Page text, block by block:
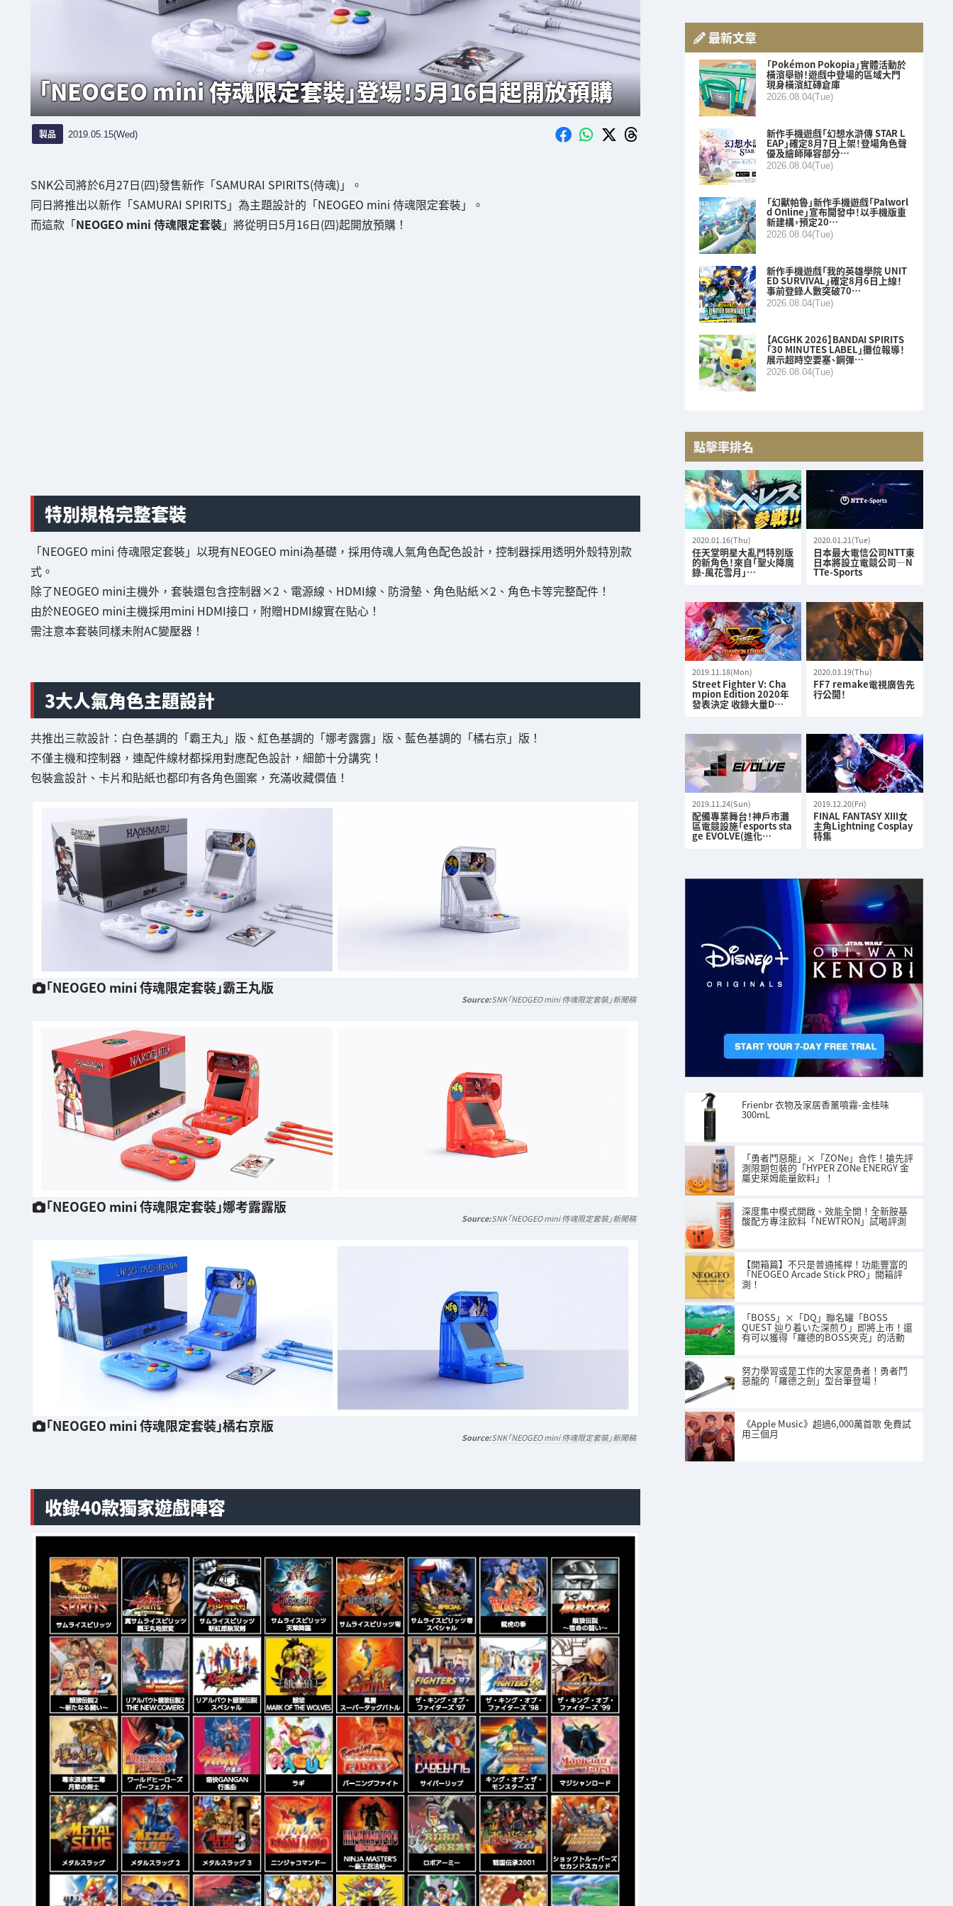
「NEOGEO mini 侍魂限定套裝」登場！5月16日起開放預購
製品 2019.05.15(Wed)
SNK公司將於6月27日(四)發售新作「SAMURAI SPIRITS(侍魂)」。
同日將推出以新作「SAMURAI SPIRITS」為主題設計的「NEOGEO mini 侍魂限定套裝」。
而這款「NEOGEO mini 侍魂限定套裝」將從明日5月16日(四)起開放預購！
特別規格完整套裝
「NEOGEO mini 侍魂限定套裝」以現有NEOGEO mini為基礎，採用侍魂人氣角色配色設計，控制器採用透明外殼特別款
式。
除了NEOGEO mini主機外，套裝還包含控制器×2、電源線、HDMI線、防滑墊、角色貼紙×2、角色卡等完整配件！
由於NEOGEO mini主機採用mini HDMI接口，附贈HDMI線實在貼心！
需注意本套裝同樣未附AC變壓器！
3大人氣角色主題設計
共推出三款設計：白色基調的「霸王丸」版、紅色基調的「娜考露露」版、藍色基調的「橘右京」版！
不僅主機和控制器，連配件線材都採用對應配色設計，細節十分講究！
包裝盒設計、卡片和貼紙也都印有各角色圖案，充滿收藏價值！
「NEOGEO mini 侍魂限定套裝」霸王丸版
SNK「NEOGEO mini 侍魂限定套裝」新聞稿
「NEOGEO mini 侍魂限定套裝」娜考露露版
SNK「NEOGEO mini 侍魂限定套裝」新聞稿
「NEOGEO mini 侍魂限定套裝」橘右京版
SNK「NEOGEO mini 侍魂限定套裝」新聞稿
收錄40款獨家遊戲陣容
最新文章
「Pokémon Pokopia」實體活動於
橫濱舉辦！遊戲中登場的區域大門
現身橫濱紅磚倉庫
2026.08.04(Tue)
新作手機遊戲「幻想水滸傳 STAR L
EAP」確定8月7日上架！登場角色聲
優及繪師陣容部分…
2026.08.04(Tue)
「幻獸帕魯」新作手機遊戲「Palworl
d Online」宣布開發中！以手機版重
新建構，預定20…
2026.08.04(Tue)
新作手機遊戲「我的英雄學院 UNIT
ED SURVIVAL」確定8月6日上線！
事前登錄人數突破70…
2026.08.04(Tue)
【ACGHK 2026】BANDAI SPIRITS
「30 MINUTES LABEL」攤位報導！
展示超時空要塞、鋼彈…
2026.08.04(Tue)
點擊率排名
2020.01.16(Thu)
任天堂明星大亂鬥特別版
的新角色！來自「聖火降魔
錄-風花雪月」…
2020.01.21(Tue)
日本最大電信公司NTT東
日本將設立電競公司—N
TTe-Sports
2019.11.18(Mon)
Street Fighter V: Cha
mpion Edition 2020年
發表決定 收錄大量D…
2020.03.19(Thu)
FF7 remake電視廣告先
行公開！
2019.11.24(Sun)
配備專業舞台！神戶市灘
區電競設施「esports sta
ge EVOLVE(進化…
2019.12.20(Fri)
FINAL FANTASY XIII女
主角Lightning Cosplay
特集
Frienbr 衣物及家居香薰噴霧-金桂味
300mL
「勇者鬥惡龍」×「ZONe」合作！搶先評
測限期包裝的「HYPER ZONe ENERGY 金
屬史萊姆能量飲料」！
深度集中模式開啟、效能全開！全新胺基
酸配方專注飲料「NEWTRON」試喝評測
【開箱篇】不只是普通搖桿！功能豐富的
「NEOGEO Arcade Stick PRO」開箱評
測！
「BOSS」×「DQ」聯名罐「BOSS
QUEST 辿り着いた深煎り」即將上市！還
有可以獲得「羅德的BOSS夾克」的活動
努力學習或是工作的大家是勇者！勇者鬥
惡龍的「羅德之劍」型台筆登場！
《Apple Music》超過6,000萬首歌 免費試
用三個月